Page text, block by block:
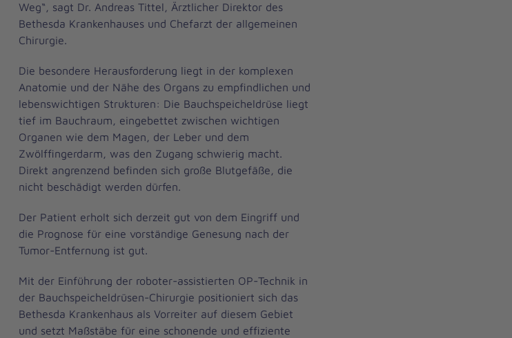
Weg“, sagt Dr. Andreas Tittel, Ärztlicher Direktor des
Bethesda Krankenhauses und Chefarzt der allgemeinen
Chirurgie.
Die besondere Herausforderung liegt in der komplexen
Anatomie und der Nähe des Organs zu empfindlichen und
lebenswichtigen Strukturen: Die Bauchspeicheldrüse liegt
tief im Bauchraum, eingebettet zwischen wichtigen
Organen wie dem Magen, der Leber und dem
Zwölffingerdarm, was den Zugang schwierig macht.
Direkt angrenzend befinden sich große Blutgefäße, die
nicht beschädigt werden dürfen.
Der Patient erholt sich derzeit gut von dem Eingriff und
die Prognose für eine vorständige Genesung nach der
Tumor-Entfernung ist gut.
Mit der Einführung der roboter-assistierten OP-Technik in
der Bauchspeicheldrüsen-Chirurgie positioniert sich das
Bethesda Krankenhaus als Vorreiter auf diesem Gebiet
und setzt Maßstäbe für eine schonende und effiziente